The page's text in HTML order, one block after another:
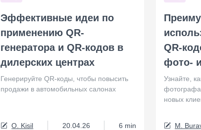
Эффективные идеи по
применению QR-
генератора и QR-кодов в
дилерских центрах
Генерируйте QR-коды, чтобы повысить
продажи в автомобильных салонах
O. Kisil 20.04.26 6 min
QR-
фото-
Узнайте,
новых
M.